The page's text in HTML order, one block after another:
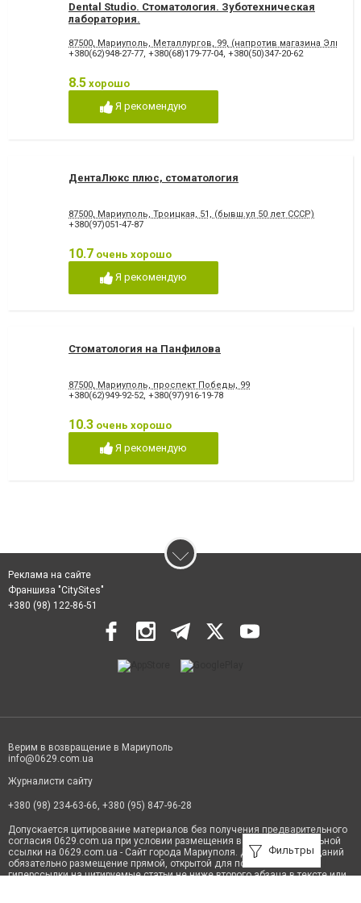
Dental Studio. Cтоматология. Зуботехническая
лаборатория.
87500, Мариуполь, Металлургов, 99, (напротив магазина
+380(62)948-27-77, +380(68)179-77-04, +380(50)347-20-62
8.5 хорошо
Я рекомендую
ДентаЛюкс плюс, стоматология
87500, Мариуполь, Троицкая, 51, (бывш.ул 50 лет СССР)
+380(97)051-47-87
10.7 очень хорошо
Я рекомендую
Стоматология на Панфилова
87500, Мариуполь, проспект Победы, 99
+380(62)949-92-52, +380(97)916-19-78
10.3 очень хорошо
Я рекомендую
Фильтры
Реклама на сайте
Франшиза "CitySites"
+380 (98) 122-86-51
Верим в возвращение в Мариуполь
info@0629.com.ua
Журналисти сайту
+380 (98) 234-63-66, +380 (95) 847-96-28
Допускается цитирование материалов без получения предварительного
согласия 0629.com.ua при условии размещения в тексте обязательной
ссылки на 0629.com.ua - Сайт города Мариуполя. Для интернет-изданий
обязательно размещение прямой, открытой для поисковых систем
гиперссылки на цитируемые статьи не ниже второго абзаца в тексте или